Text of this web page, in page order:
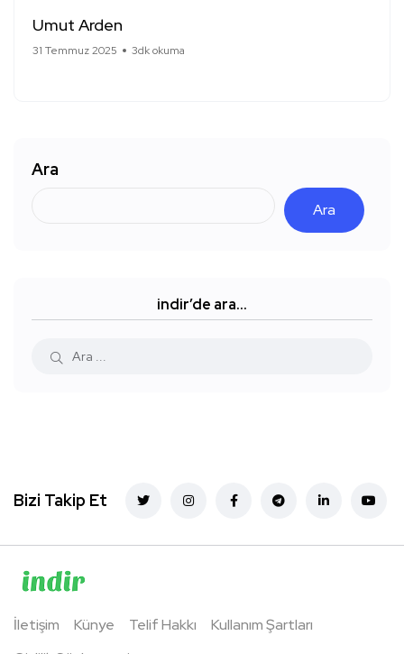
Umut Arden
31 Temmuz 2025 3dk okuma
Ara
Ara
indir’de ara…
Bizi Takip Et
İletişim Künye Telif Hakkı
Kullanım Şartları